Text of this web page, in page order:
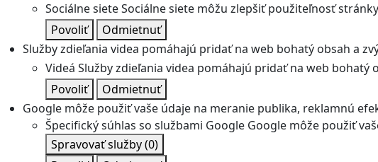
Sociálne sieteSociálne siete môžu zlepšiť použiteľnosť
Povoliť
Odmietnuť
Služby zdieľania videa pomáhajú pridať na web bohatý obsah a
Videá Služby zdieľania videa pomáhajú pridať na web bohatý
Povoliť
Odmietnuť
Google môže použiť vaše údaje na meranie publika, reklamnú
Špecifický súhlas so službami Google Google môže použiť
Spravovať služby(0)